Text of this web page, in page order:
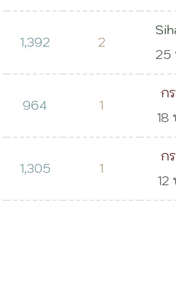
1,392 2
25
964 1
ก
วิ
18
1,305 1
ก
วิ
12